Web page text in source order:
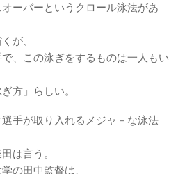
ーバーというクロール泳法があ
が、
、この泳ぎをするものは一人もい
方」らしい。
手が取り入れるメジャ－な泳法
は言う。
の田中監督は、